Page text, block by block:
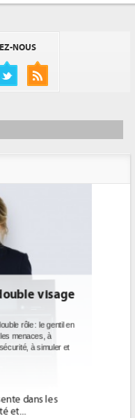
NOUS
pour les
et plus efficaces, c'est
publics européens
Directive sur
(directive
?